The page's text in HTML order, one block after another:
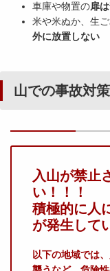
車庫や物置の扉
米や米ぬか、生
外に放置しない
山での事故対策
入山が禁止
い！！！
積極的に人
が発生して
以下の地域では